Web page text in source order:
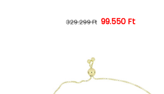
ár Normál ár
329.299 Ft Kedvezményes ár
99.550 Ft